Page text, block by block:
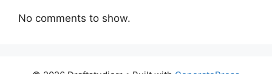
No comments to show.